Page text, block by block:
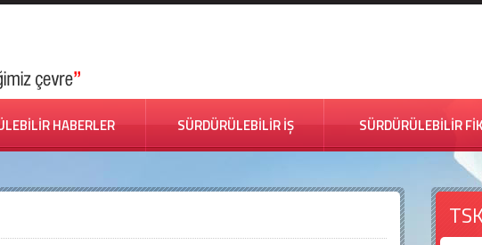
HABERLER SÜRDÜRÜLEBİLİR İŞ SÜRDÜRÜLEBİLİR